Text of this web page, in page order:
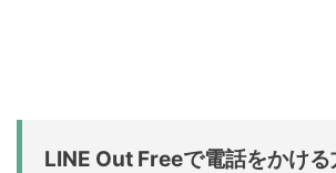
LINE Out Freeで電話をかける